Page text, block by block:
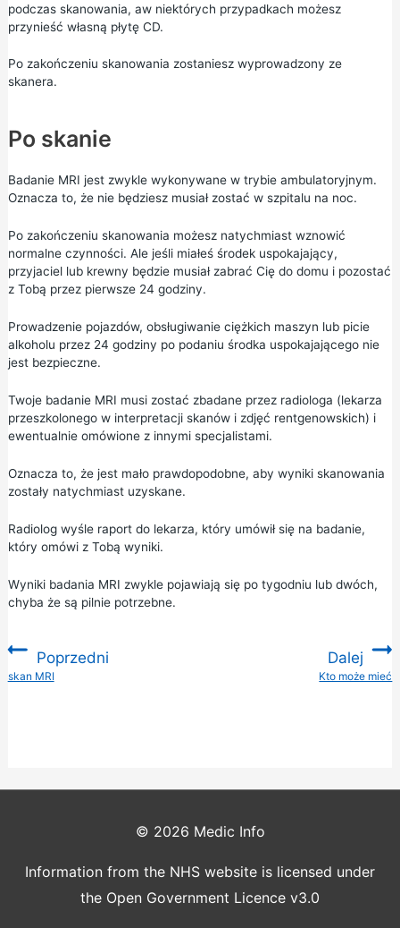
podczas skanowania, aw niektórych przypadkach możesz
przynieść własną płytę CD.
Po zakończeniu skanowania zostaniesz wyprowadzony ze
skanera.
Po skanie
Badanie MRI jest zwykle wykonywane w trybie ambulatoryjnym.
Oznacza to, że nie będziesz musiał zostać w szpitalu na noc.
Po zakończeniu skanowania możesz natychmiast wznowić
normalne czynności. Ale jeśli miałeś środek uspokajający,
przyjaciel lub krewny będzie musiał zabrać Cię do domu i pozostać
z Tobą przez pierwsze 24 godziny.
Prowadzenie pojazdów, obsługiwanie ciężkich maszyn lub picie
alkoholu przez 24 godziny po podaniu środka uspokajającego nie
jest bezpieczne.
Twoje badanie MRI musi zostać zbadane przez radiologa (lekarza
przeszkolonego w interpretacji skanów i zdjęć rentgenowskich) i
ewentualnie omówione z innymi specjalistami.
Oznacza to, że jest mało prawdopodobne, aby wyniki skanowania
zostały natychmiast uzyskane.
Radiolog wyśle raport do lekarza, który umówił się na badanie,
który omówi z Tobą wyniki.
Wyniki badania MRI zwykle pojawiają się po tygodniu lub dwóch,
chyba że są pilnie potrzebne.
Poprzedni
:skan MRI
Dalej
Kto może mieć
© 2026 Medic Info
Information from the NHS website is licensed under
the Open Government Licence v3.0